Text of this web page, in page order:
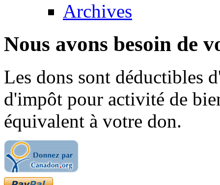
Archives
Nous avons besoin de
Les dons sont déductibles
d'impôt pour activité de
équivalent à votre don.